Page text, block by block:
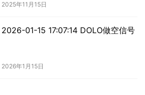
2025年11月15日
2026-01-15 17:07:14 DOLO做空信号
2026年1月15日